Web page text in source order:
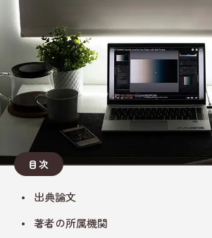
目次
出典論文
著者の所属機関